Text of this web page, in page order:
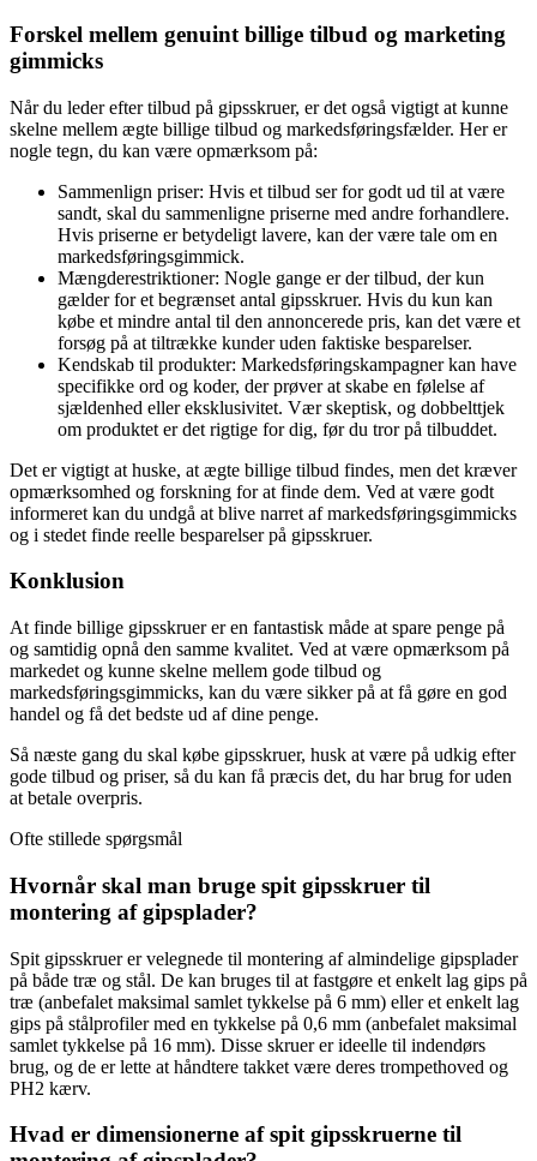
Forskel mellem genuint billige tilbud og marketing
gimmicks
Når du leder efter tilbud på gipsskruer, er det også vigtigt at kunne
skelne mellem ægte billige tilbud og markedsføringsfælder. Her er
nogle tegn, du kan være opmærksom på:
Sammenlign priser: Hvis et tilbud ser for godt ud til at være
sandt, skal du sammenligne priserne med andre forhandlere.
Hvis priserne er betydeligt lavere, kan der være tale om en
markedsføringsgimmick.
Mængderestriktioner: Nogle gange er der tilbud, der kun
gælder for et begrænset antal gipsskruer. Hvis du kun kan
købe et mindre antal til den annoncerede pris, kan det være et
forsøg på at tiltrække kunder uden faktiske besparelser.
Kendskab til produkter: Markedsføringskampagner kan have
specifikke ord og koder, der prøver at skabe en følelse af
sjældenhed eller eksklusivitet. Vær skeptisk, og dobbelttjek
om produktet er det rigtige for dig, før du tror på tilbuddet.
Det er vigtigt at huske, at ægte billige tilbud findes, men det kræver
opmærksomhed og forskning for at finde dem. Ved at være godt
informeret kan du undgå at blive narret af markedsføringsgimmicks
og i stedet finde reelle besparelser på gipsskruer.
Konklusion
At finde billige gipsskruer er en fantastisk måde at spare penge på
og samtidig opnå den samme kvalitet. Ved at være opmærksom på
markedet og kunne skelne mellem gode tilbud og
markedsføringsgimmicks, kan du være sikker på at få gøre en god
handel og få det bedste ud af dine penge.
Så næste gang du skal købe gipsskruer, husk at være på udkig efter
gode tilbud og priser, så du kan få præcis det, du har brug for uden
at betale overpris.
Ofte stillede spørgsmål
Hvornår skal man bruge spit gipsskruer til
montering af gipsplader?
Spit gipsskruer er velegnede til montering af almindelige gipsplader
på både træ og stål. De kan bruges til at fastgøre et enkelt lag gips på
træ (anbefalet maksimal samlet tykkelse på 6 mm) eller et enkelt lag
gips på stålprofiler med en tykkelse på 0,6 mm (anbefalet maksimal
samlet tykkelse på 16 mm). Disse skruer er ideelle til indendørs
brug, og de er lette at håndtere takket være deres trompethoved og
PH2 kærv.
Hvad er dimensionerne af spit gipsskruerne til